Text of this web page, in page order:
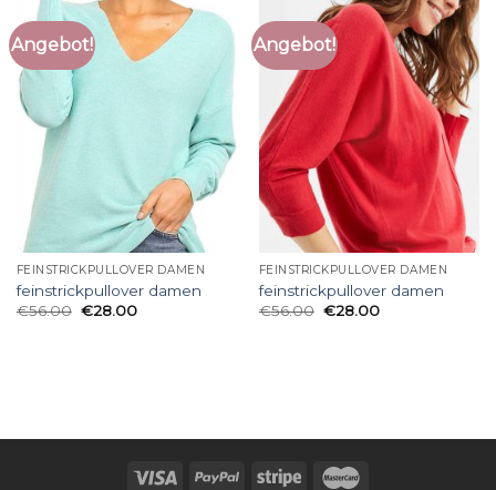
Angebot!
FEINSTRICKPULLOVER DAMEN
feinstrickpullover damen
€56.00 €28.00
Angebot!
FEINSTRICKPULLOVER DAMEN
feinstrickpullover damen
€56.00 €28.00